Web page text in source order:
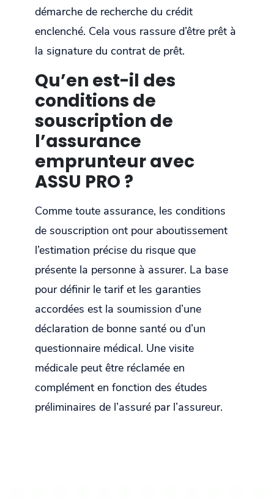
démarche de recherche du crédit
enclenché. Cela vous rassure d’être prêt à
la signature du contrat de prêt.
Qu’en est-il des
conditions de
souscription de
l’assurance
emprunteur avec
ASSU PRO ?
Comme toute assurance, les conditions
de souscription ont pour aboutissement
l’estimation précise du risque que
présente la personne à assurer. La base
pour définir le tarif et les garanties
accordées est la soumission d’une
déclaration de bonne santé ou d’un
questionnaire médical. Une visite
médicale peut être réclamée en
complément en fonction des études
préliminaires de l’assuré par l’assureur.